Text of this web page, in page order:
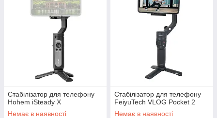
Стабілізатор для телефону
Hohem iSteady X
Немає в наявності
Стабілізатор для телефону
FeiyuTech VLOG Pocket 2
Немає в наявності